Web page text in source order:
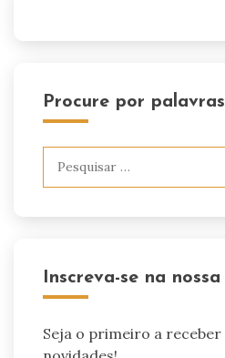
Procure por
Inscreva-se na
Seja o primeiro a receber